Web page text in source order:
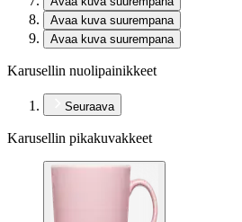
Avaa kuva suurempana
Avaa kuva suurempana
Karusellin nuolipainikkeet
Seuraava
Karusellin pikakuvakkeet